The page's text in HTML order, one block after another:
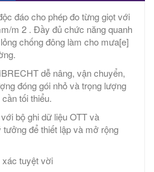
đáo cho phép đo từng giọt với
m 2 . Đầy đủ chức năng quanh
chống đông làm cho mưa[e]
dễ nâng, vận chuyển,
đóng gói nhỏ và trọng lượng
tối thiểu.
bộ ghi dữ liệu OTT và
để thiết lập và mở rộng
tuyệt vời